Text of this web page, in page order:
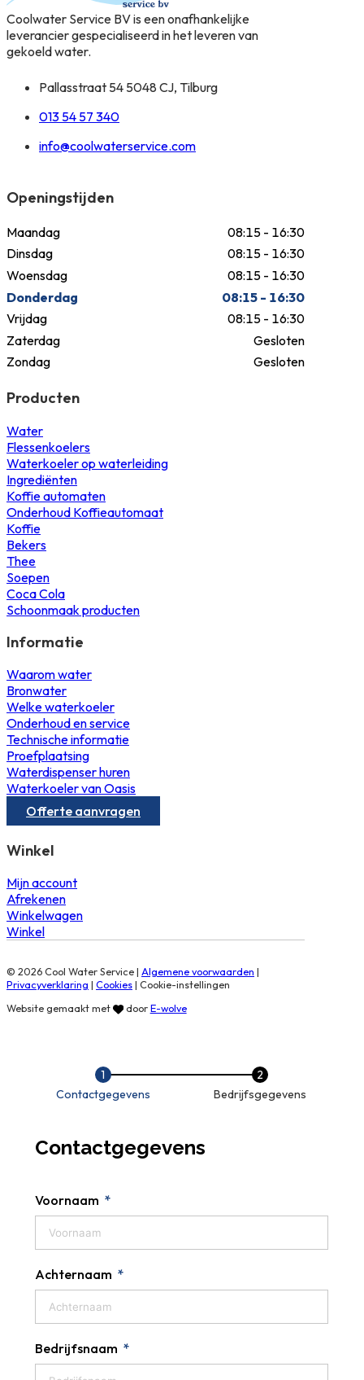
Coolwater Service BV is een onafhankelijke
leverancier gespecialiseerd in het leveren van
gekoeld water.
Pallasstraat 54 5048 CJ, Tilburg
013 54 57 340
info@coolwaterservice.com
Openingstijden
Maandag
08:15 - 16:30
Dinsdag
08:15 - 16:30
Woensdag
08:15 - 16:30
Donderdag
08:15 - 16:30
Vrijdag
08:15 - 16:30
Zaterdag
Gesloten
Zondag
Gesloten
Producten
Water
Flessenkoelers
Waterkoeler op waterleiding
Ingrediënten
Koffie automaten
Onderhoud Koffieautomaat
Koffie
Bekers
Thee
Soepen
Coca Cola
Schoonmaak producten
Informatie
Waarom water
Bronwater
Welke waterkoeler
Onderhoud en service
Technische informatie
Proefplaatsing
Waterdispenser huren
Waterkoeler van Oasis
Offerte aanvragen
Winkel
Mijn account
Afrekenen
Winkelwagen
Winkel
© 2026 Cool Water Service | Algemene voorwaarden |
Privacyverklaring | Cookies| Cookie-instellingen
Website gemaakt met
doorE-wolve
Contactgegevens Bedrijfsgegevens
Contactgegevens
Voornaam
Achternaam
Bedrijfsnaam